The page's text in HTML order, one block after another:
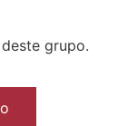
grupo.